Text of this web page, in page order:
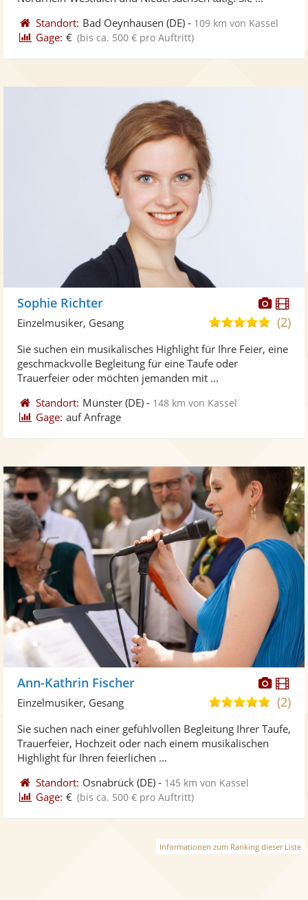
Standort: Bad Oeynhausen (DE) - 109 km von Kassel
Gage: € (bis ca. 500 € pro Auftritt)
Fotos
Sophie Richter
5,0
5
(2)
Einzelmusiker, Gesang
Sie suchen ein musikalisches Highlight für Ihre Feier, eine
geschmackvolle Begleitung für eine Taufe oder
Trauerfeier oder möchten jemanden mit ...
Standort: Münster (DE) - 148 km von Kassel
Gage: auf Anfrage
Fotos
Ann-Kathrin Fischer
5,0
5
(2)
Einzelmusiker, Gesang
Sie suchen nach einer gefühlvollen Begleitung Ihrer Taufe,
Trauerfeier, Hochzeit oder nach einem musikalischen
Highlight für Ihren feierlichen ...
Standort: Osnabrück (DE) - 145 km von Kassel
Gage: € (bis ca. 500 € pro Auftritt)
Informationen zum Ranking dieser Liste